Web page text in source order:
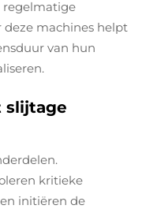
regelmatige
machines helpt
van hun
slijtage
kritieke
initiëren de